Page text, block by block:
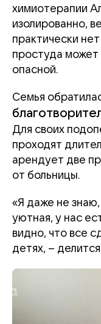
химиотерапии
изолированно,
практически
простуда может
опасной.
Семья
Для своих
проходят
арендует две
от больницы.
«Я даже не знаю,
уютная, у нас
видно, что все
детях, –